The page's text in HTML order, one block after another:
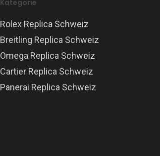
Kategorie
Rolex Replica Schweiz
Breitling Replica Schweiz
Omega Replica Schweiz
Cartier Replica Schweiz
Panerai Replica Schweiz